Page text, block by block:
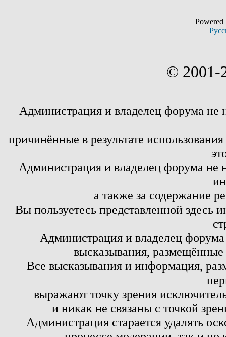
© 2001-
Администрация и владелец форума не
причинённые в результате
Администрация и владелец форума не
а также за содержание
Вы пользуетесь представленной здесь
Администрация и владелец
высказывания,
Все высказывания и информация,
выражают точку зрения
и никак не связаны с точкой
Администрация старается удалять